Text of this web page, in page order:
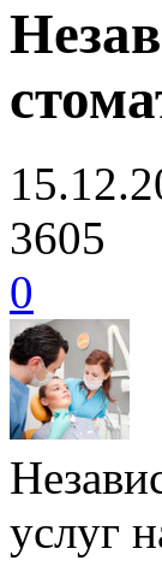
3605
0
услуг